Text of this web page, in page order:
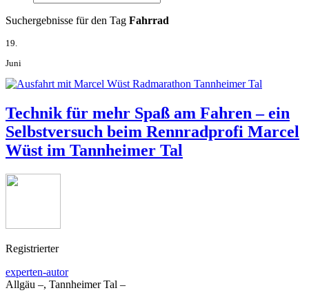
Suchergebnisse für den Tag Fahrrad
19.
Juni
Technik für mehr Spaß am Fahren – ein
Selbstversuch beim Rennradprofi Marcel
Wüst im Tannheimer Tal
Registrierter
experten-autor
Allgäu –, Tannheimer Tal –